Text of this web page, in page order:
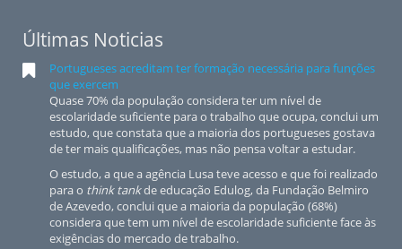
Últimas Noticias
Portugueses acreditam ter formação necessária para funções
que exercem
Quase 70% da população considera ter um nível de
escolaridade suficiente para o trabalho que ocupa, conclui um
estudo, que constata que a maioria dos portugueses gostava
de ter mais qualificações, mas não pensa voltar a estudar.
O estudo, a que a agência Lusa teve acesso e que foi realizado
para o think tankde educação Edulog, da Fundação Belmiro
de Azevedo, conclui que a maioria da população (68%)
considera que tem um nível de escolaridade suficiente face às
exigências do mercado de trabalho.